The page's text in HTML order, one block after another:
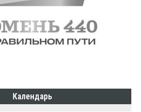
Календарь